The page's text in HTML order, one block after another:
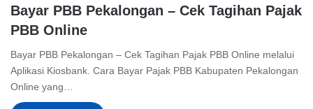
Bayar PBB Pekalongan – Cek Tagihan Pajak
PBB Online
Bayar PBB Pekalongan – Cek Tagihan Pajak PBB Online melalui
Aplikasi Kiosbank. Cara Bayar Pajak PBB Kabupaten Pekalongan
Online yang…